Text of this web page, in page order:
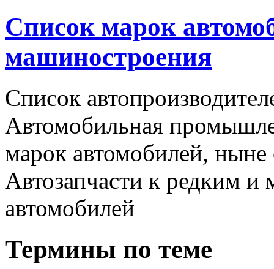
Список марок
машиностроения
Список
Автомобильная
марок автомобилей,
Автозапчасти к редким
автомобилей
Термины по теме